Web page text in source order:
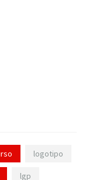
logotipo
lgp